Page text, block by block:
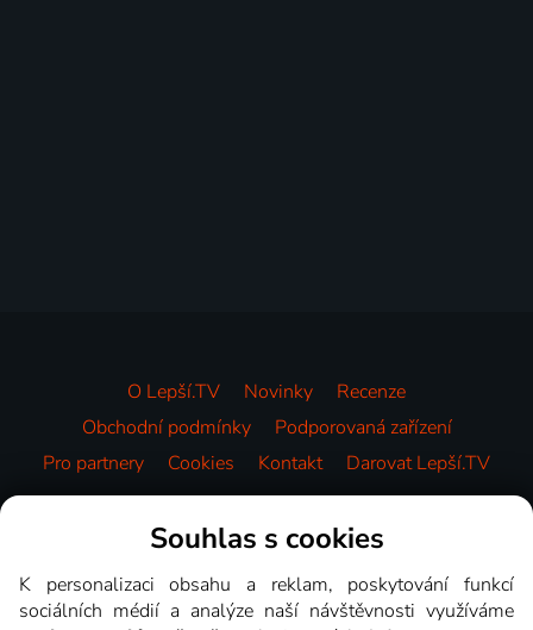
O Lepší.TV Novinky
Recenze
Obchodní podmínky
Podporovaná zařízení
Pro partnery
Cookies Kontakt Darovat Lepší.TV
Videotéka
Souhlas s cookies
K personalizaci obsahu a reklam, poskytování funkcí
sociálních médií a analýze naší návštěvnosti využíváme